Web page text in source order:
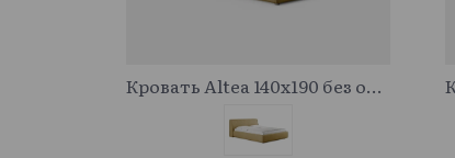
Кровать Altea 140x190 без основания и подъемного механизма